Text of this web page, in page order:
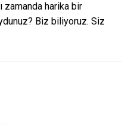
zamanda harika bir
Biz biliyoruz. Siz